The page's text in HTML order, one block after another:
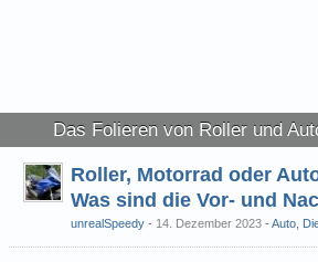
Das Folieren von Roller und
Roller, Motorrad oder
Was sind die Vor- und
unrealSpeedy 14. Dezember 2023 - Auto